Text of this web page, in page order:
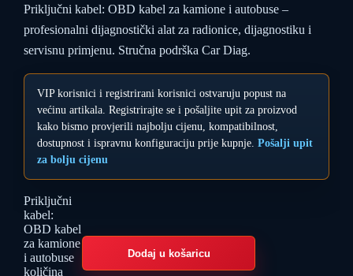
Priključni kabel: OBD kabel za kamione i autobuse –
profesionalni dijagnostički alat za radionice, dijagnostiku i
servisnu primjenu. Stručna podrška Car Diag.
VIP korisnici i registrirani korisnici ostvaruju popust na
većinu artikala. Registrirajte se i pošaljite upit za proizvod
kako bismo provjerili najbolju cijenu, kompatibilnost,
dostupnost i ispravnu konfiguraciju prije kupnje. Pošalji upit
za bolju cijenu
Priključni
kabel:
OBD kabel
za kamione
i autobuse
količina
Dodaj u košaricu